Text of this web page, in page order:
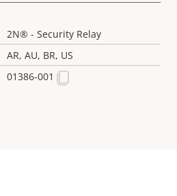
2N® - Security Relay
AR, AU, BR, US
01386-001